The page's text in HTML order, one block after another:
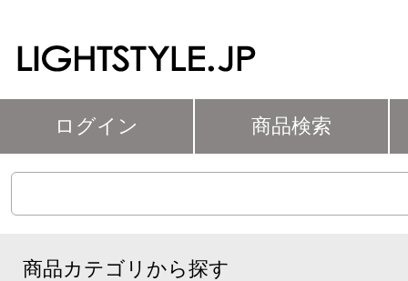
ログイン 商品検索
商品カテゴリから探す